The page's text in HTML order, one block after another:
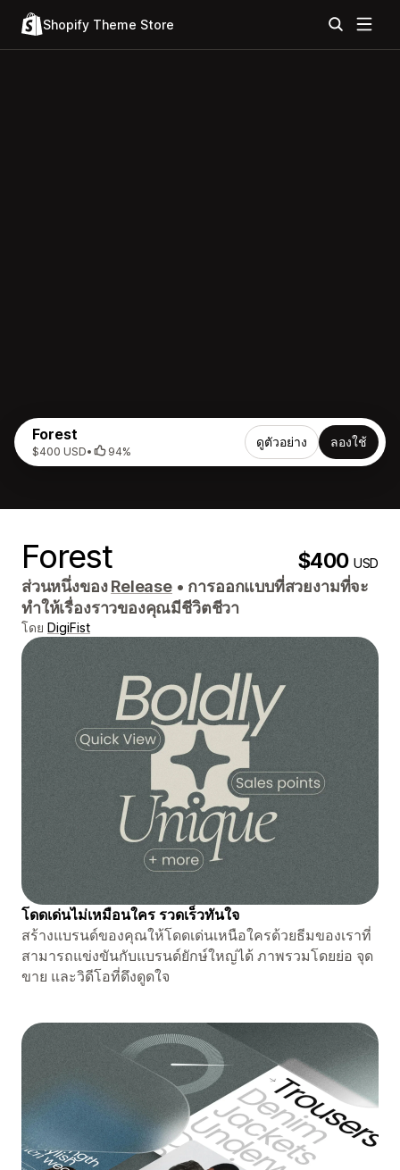
Shopify Theme Store
Forest
$400 USD• 94%
ดูตัวอย่าง ลองใช้
Forest $400USD
ส่วนหนึ่งของRelease • การออกแบบที่สวยงามที่จะ
ทำให้เรื่องราวของคุณมีชีวิตชีวา
โดย DigiFist
โดดเด่นไม่เหมือนใคร รวดเร็วทันใจ
สร้างแบรนด์ของคุณให้โดดเด่นเหนือใครด้วยธีมของเราที่
สามารถแข่งขันกับแบรนด์ยักษ์ใหญ่ได้ ภาพรวมโดยย่อ จุด
ขาย และวิดีโอที่ดึงดูดใจ